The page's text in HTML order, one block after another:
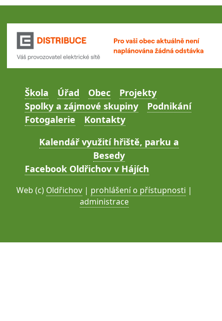
Škola Úřad Obec
Projekty
Spolky a zájmové skupiny
Podnikání
Fotogalerie
Kontakty
Kalendář využití hřiště, parku a
Besedy
Facebook Oldřichov v Hájích
Web (c) Oldřichov | prohlášení o přístupnosti |
administrace